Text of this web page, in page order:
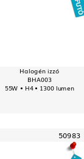
Halogén izzó
BHA003
55W • H4 • 1300 lumen
50983